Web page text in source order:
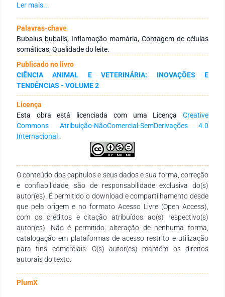
búfalas e para a indústria de laticínios. A mastite pode ser
predispostas à mastite subclínica. Vários fatores podem
influenciar na incidência da doença em rebanho bubalino. O
conhecimento desses fatores é importante para
implementação de programas de controle da mastite em
búfalas. A etiologia da mastite bubalina permite conhecer e
combater a infeção de modo mais eficiente, reduzindo a
resistência dos micro-organismos aos antibióticos utilizados
no tratamento. Esta revisão teve como objetivo esclarecer a
mastite em búfalas, contribuindo para o controle da doença
na espécie bubalina.
Ler mais...
Palavras-chave
Bubalus bubalis, Inflamação mamária, Contagem de células
somáticas, Qualidade do leite.
Publicado no livro
CIÊNCIA ANIMAL E VETERINÁRIA: INOVAÇÕES E
TENDÊNCIAS - VOLUME 2
Licença
Esta obra está licenciada com uma Licença Creative
Commons Atribuição-NãoComercial-SemDerivações 4.0
Internacional .
O conteúdo dos capítulos e seus dados e sua forma, correção
e confiabilidade, são de responsabilidade exclusiva do(s)
autor(es). É permitido o download e compartilhamento desde
que pela origem e no formato Acesso Livre (Open Access),
com os créditos e citação atribuídos ao(s) respectivo(s)
autor(es). Não é permitido: alteração de nenhuma forma,
catalogação em plataformas de acesso restrito e utilização
para fins comerciais. O(s) autor(es) mantêm os direitos
autorais do texto.
PlumX